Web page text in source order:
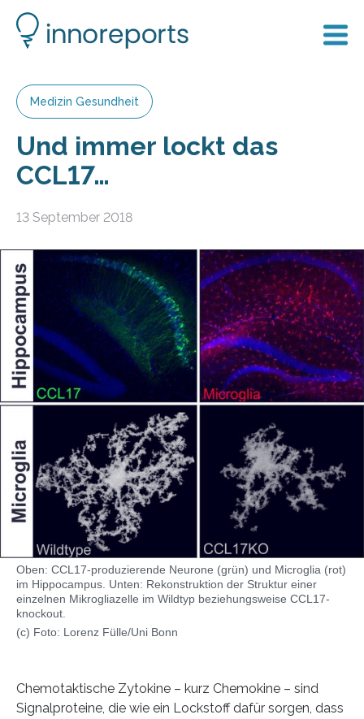
Medizin Gesundheit
Und immer lockt das
CCL17…
13 September 2018
Oben: CCL17-produzierende Neurone (grün) und Microglia (rot)
im Hippocampus. Unten: Rekonstruktion der Struktur einer
einzelnen Mikrogliazelle im Wildtyp beziehungsweise CCL17-
knockout.
(c) Foto: Lorenz Fülle/Uni Bonn
Chemotaktische Zytokine – kurz Chemokine – sind
Signalproteine, die wie ein Lockstoff dafür sorgen, dass